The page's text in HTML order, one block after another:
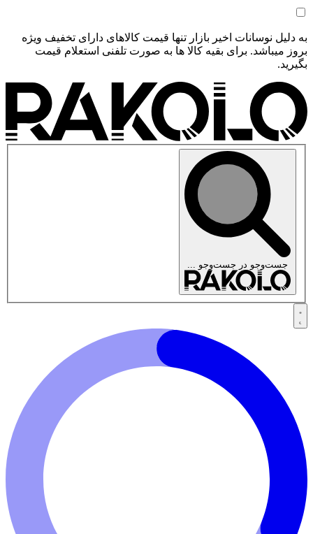
به دلیل نوسانات اخیر بازار تنها قیمت کالاهای دارای تخفیف ویژه
بروز میباشد. برای بقیه کالا ها به صورت تلفنی استعلام قیمت
بگیرید.
جست‌وجو در جست‌وجو ...